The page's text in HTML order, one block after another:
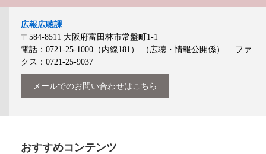
広報広聴課
〒584-8511 大阪府富田林市常盤町1-1
電話：0721-25-1000（内線181）
（広聴・情報公開係）
ファ
クス：0721-25-9037
メールでのお問い合わせはこちら
おすすめコンテンツ